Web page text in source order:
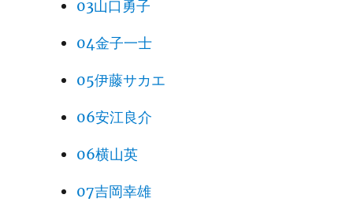
03山口勇子
04金子一士
05伊藤サカエ
06安江良介
06横山英
07吉岡幸雄